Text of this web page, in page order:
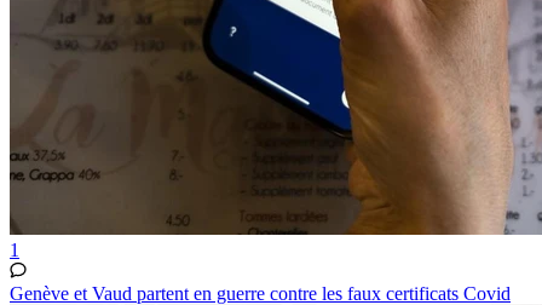
1
Genève et Vaud partent en guerre contre les faux certificats Covid